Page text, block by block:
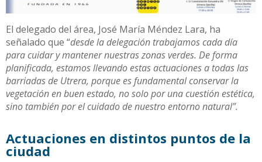
El delegado del área, José María Méndez Lara, ha
señalado que “desde la delegación trabajamos cada día
para cuidar y mantener nuestras zonas verdes. De forma
planificada, estamos llevando estas actuaciones a todas las
barriadas de Utrera, porque es fundamental conservar la
vegetación en buen estado, no solo por una cuestión estética,
sino también por el cuidado de nuestro entorno natural”.
Actuaciones en distintos puntos de la
ciudad